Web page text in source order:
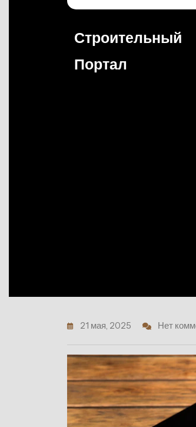
Строительный
Портал
21 мая, 2025 Нет